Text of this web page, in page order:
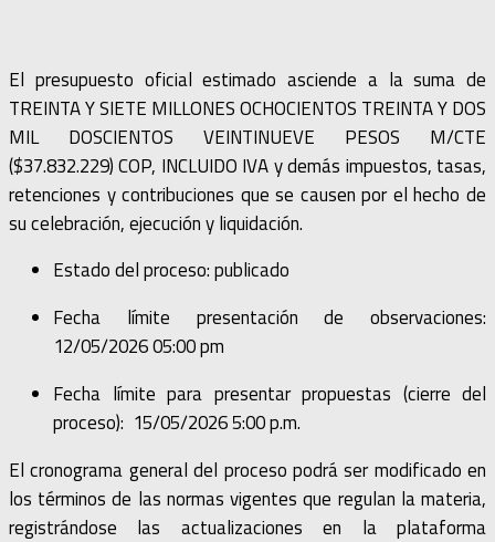
El presupuesto oficial estimado asciende a la suma de
TREINTA Y SIETE MILLONES OCHOCIENTOS TREINTA Y DOS
MIL DOSCIENTOS VEINTINUEVE PESOS M/CTE
($37.832.229) COP, INCLUIDO IVA y demás impuestos, tasas,
retenciones y contribuciones que se causen por el hecho de
su celebración, ejecución y liquidación.
Estado del proceso: publicado
Fecha límite presentación de observaciones:
12/05/2026 05:00 pm
Fecha límite para presentar propuestas (cierre del
proceso): 15/05/2026 5:00 p.m.
El cronograma general del proceso podrá ser modificado en
los términos de las normas vigentes que regulan la materia,
registrándose las actualizaciones en la plataforma